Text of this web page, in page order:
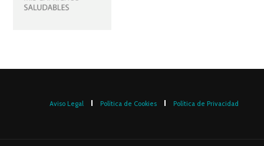
Aviso Legal Política de Cookies Política de Privacidad